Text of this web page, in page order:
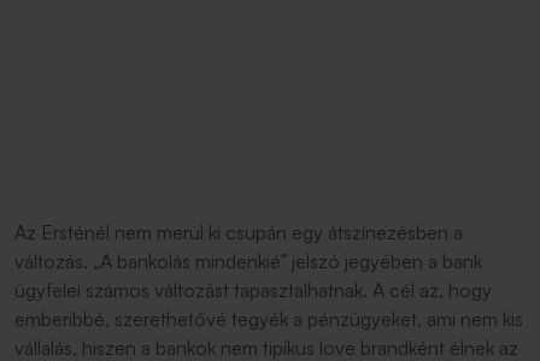
Az Ersténél nem merül ki csupán egy átszínezésben a
változás. „A bankolás mindenkié” jelszó jegyében a bank
ügyfelei számos változást tapasztalhatnak. A cél az, hogy
emberibbé, szerethetővé tegyék a pénzügyeket, ami nem kis
vállalás, hiszen a bankok nem tipikus love brandként élnek az